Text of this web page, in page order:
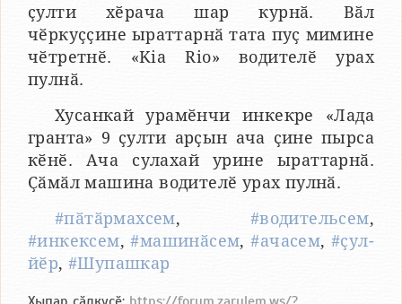
ҫулти хӗрача шар курнӑ. Вӑл
чӗркуҫҫине ыраттарнӑ тата пуҫ мимине
чӗтретнӗ. «Kia Rio» водителӗ урах
пулнӑ.
Хусанкай урамӗнчи инкекре «Лада
гранта» 9 ҫулти арҫын ача ҫине пырса
кӗнӗ. Ача сулахай урине ыраттарнӑ.
Ҫӑмӑл машина водителӗ урах пулнӑ.
#пӑтӑрмахсем, #водительсем,
#инкексем,#машинӑсем,#ачасем, #ҫул-
йӗр,#Шупашкар